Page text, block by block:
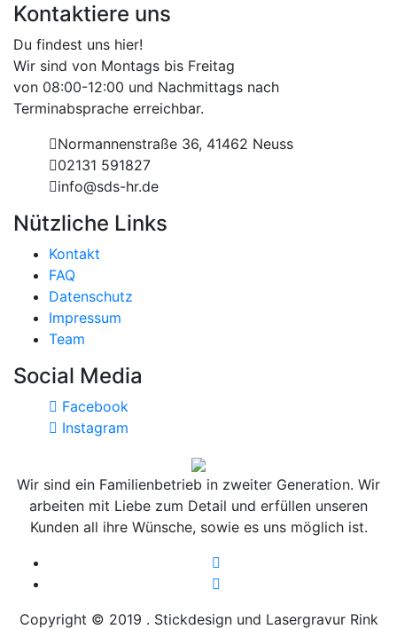
Kontaktiere uns
Du findest uns hier!
Wir sind von Montags bis Freitag
von 08:00-12:00 und Nachmittags nach
Terminabsprache erreichbar.
Normannenstraße 36, 41462 Neuss
02131 591827
info@sds-hr.de
Nützliche Links
Kontakt
FAQ
Datenschutz
Impressum
Team
Social Media
Facebook
Instagram
Wir sind ein Familienbetrieb in zweiter Generation. Wir
arbeiten mit Liebe zum Detail und erfüllen unseren
Kunden all ihre Wünsche, sowie es uns möglich ist.
Copyright © 2019 . Stickdesign und Lasergravur Rink